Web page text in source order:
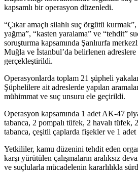
kapsamlı bir operasyon düzenledi.
“Çıkar amaçlı silahlı suç örgütü
yağma”, “kasten yaralama” ve “tehdit”
soruşturma kapsamında Şanlıurfa
Muğla ve İstanbul’da belirlenen adreslere
gerçekleştirildi.
Operasyonlarda toplam 21 şüpheli
Şüphelilere ait adreslerde yapılan
mühimmat ve suç unsuru ele geçirildi.
Operasyon kapsamında 1 adet AK-47
tabanca, 2 pompalı tüfek, 2 havalı tüfek,
tabanca, çeşitli çaplarda fişekler ve 1
Yetkililer, kamu düzenini tehdit eden
karşı yürütülen çalışmaların aralıksız
ve suçlularla mücadelenin kararlılıkla